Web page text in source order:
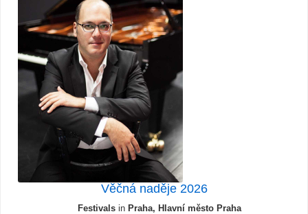
Věčná naděje 2026
Festivalsin Praha, Hlavní město Praha